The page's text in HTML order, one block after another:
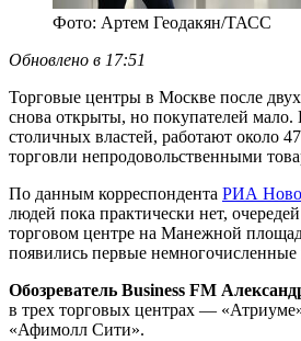
Фото: Артем Геодакян/ТАСС
Обновлено в 17:51
Торговые центры в Москве после
снова открыты, но покупателей мало.
столичных властей, работают около
торговли непродовольственными
По данным корреспондента РИА
людей пока практически нет,
торговом центре на Манежной
появились первые
Обозреватель Business FM
в трех торговых центрах —
«Афимолл Сити».